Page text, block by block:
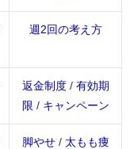
週2回の考え方
返金制度/ 有効期
限 / キャンペーン
脚やせ/ 太もも痩